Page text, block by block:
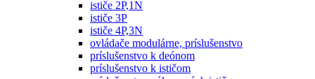
ističe 2P,1N
ističe 3P
ističe 4P,3N
ovládače modulárne, príslušenstvo
príslušenstvo k deónom
príslušenstvo k ističom